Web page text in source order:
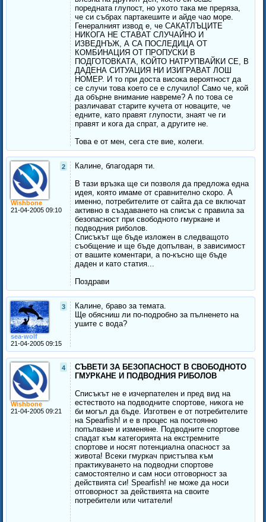
поредната глупост, но ухото така ме преряза,
че си събрах партакешите и айде чао море.
Генералният извод е, че САКАТЛЪЦИТЕ
НИКОГА НЕ СТАВАТ СЛУЧАЙНО И
ИЗВЕДНЪЖ, А СА ПОСЛЕДИЦА ОТ
КОМБИНАЦИЯ ОТ ПРОПУСКИ В
ПОДГОТОВКАТА, КОЙТО НАТРУПВАЙКИ СЕ, В
ДАДЕНА СИТУАЦИЯ НИ ИЗИГРАВАТ ЛОШ
НОМЕР. И то при доста висока вероятност да
се случи това което се е случило! Само че, кой
да обърне внимание навреме? А по това се
различават старите кучета от новаците, че
едните, като правят глупости, знаят че ги
правят и кога да спрат, а другите не.
Това е от мен, сега сте вие, колеги.
2
Wishbone
21-04-2005 09:10
Калине, благодаря ти.
В тази връзка ще си позволя да предложа една
идея, която имаме от сравнително скоро. А
именно, потребителите от сайта да се включат
активно в създаването на списък с правила за
безопасност при свободното гмуркане и
подводния риболов.
Списъкът ще бъде изложен в следващото
съобщение и ще бъде допълван, в зависимост
от вашите коментари, а по-късно ще бъде
даден и като статия...
Поздрави
3
sea-wolf
21-04-2005 09:15
Калине, браво за темата.
Ще обясниш ли по-подробно за пълненето на
ушите с вода?
4
Wishbone
21-04-2005 09:21
СЪВЕТИ ЗА БЕЗОПАСНОСТ В СВОБОДНОТО
ГМУРКАНЕ И ПОДВОДНИЯ РИБОЛОВ
Списъкът не е изчерпателен и пред вид на
естеството на подводните спортове, никога не
би могъл да бъде. Изготвен е от потребителите
на Spearfish! и е в процес на постоянно
попълване и изменяне. Подводните спортове
спадат към категорията на екстремните
спортове и носят потенциална опасност за
живота! Всеки гмуркач пристъпва към
практикуването на подводни спортове
самостоятелно и сам носи отговорност за
действията си! Spearfish! не може да носи
отговорност за действията на своите
потребители или читатели!